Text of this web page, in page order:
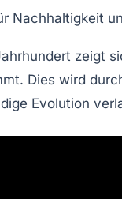
Nachhaltigkeit
zeigt
Dies wird
Evolution